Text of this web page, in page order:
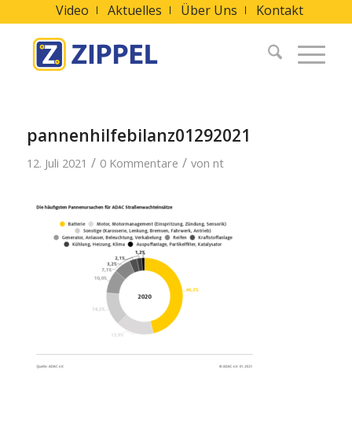
Video Aktuelles Über Uns Kontakt
pannenhilfebilanz01292021
12. Juli 2021 / 0 Kommentare / von nt